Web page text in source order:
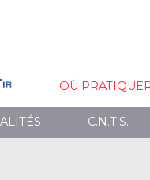
OÙ
C.N.T.S.